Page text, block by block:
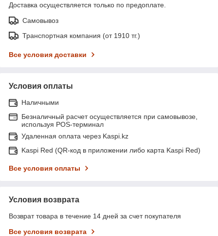
Доставка осуществляется только по предоплате.
Самовывоз
Транспортная компания (от 1910 тг.)
Все условия доставки
Условия оплаты
Наличными
Безналичный расчет осуществляется при самовывозе,
используя POS-терминал
Удаленная оплата через Kaspi.kz
Kaspi Red (QR-код в приложении либо карта Kaspi Red)
Все условия оплаты
Условия возврата
Возврат товара в течение 14 дней за счет покупателя
Все условия возврата